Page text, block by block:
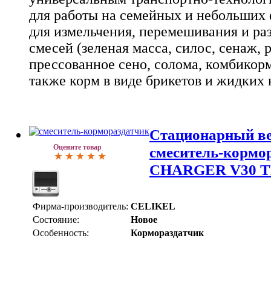
для работы на семейных и
для измельчения, перемешивания и
смесей (зеленая масса, силос, сенаж,
прессованное сено, солома,
также корм в виде брикетов и жидких
Оцените товар
Стационарный
смеситель-
CHARGER V30
Фирма-производитель: CELIKEL
Состояние:
Новое
Особенность:
Кормораздатчик